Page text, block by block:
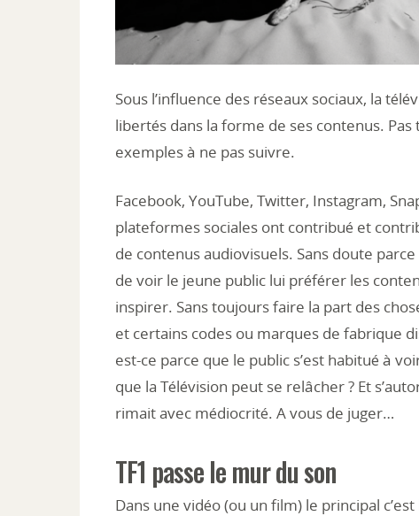
Sous l’influence des réseaux sociaux, la
libertés dans la forme de ses contenus.
exemples à ne pas suivre.
Facebook, YouTube, Twitter, Instagram,
plateformes sociales ont contribué et
de contenus audiovisuels. Sans doute parce
de voir le jeune public lui préférer les
inspirer. Sans toujours faire la part des
et certains codes ou marques de fabrique
est-ce parce que le public s’est habitué à
que la Télévision peut se relâcher ? Et
rimait avec médiocrité. A vous de juger…
TF1 passe le mur du son
Dans une vidéo (ou un film) le principal